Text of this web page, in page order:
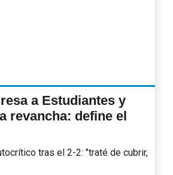
a Estudiantes y
revancha: define el